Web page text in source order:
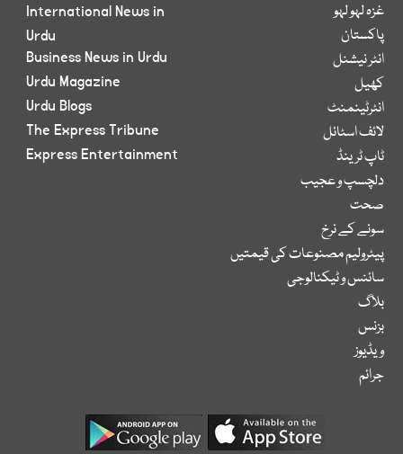
غزہ لہو لہو
پاکستان
انٹر نیشنل
کھیل
انٹرٹینمنٹ
لائف اسٹائل
ٹاپ ٹرینڈ
دلچسپ و عجیب
صحت
سونے کے نرخ
پیٹرولیم مصنوعات کی قیمتیں
سائنس و ٹیکنالوجی
بلاگ
بزنس
ویڈیوز
جرائم
International News in
Urdu
Business News in Urdu
Urdu Magazine
Urdu Blogs
The Express Tribune
Express Entertainment